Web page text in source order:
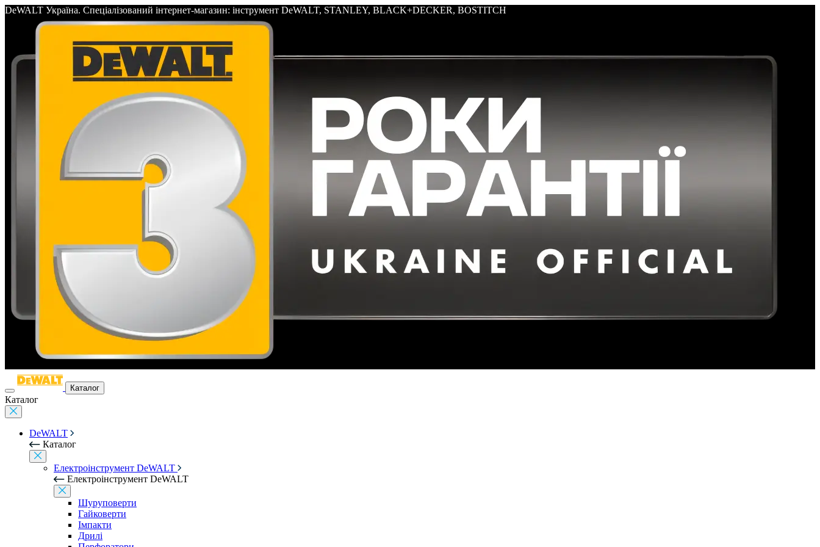
DeWALT Україна. Спеціалізований інтернет-магазин: інструмент DeWALT, STANLEY, BLACK+DECKER, BOSTITCH
Каталог
Каталог
DeWALT
Каталог
Електроінструмент DeWALT
Електроінструмент DeWALT
Шуруповерти
Гайковерти
Імпакти
Дрилі